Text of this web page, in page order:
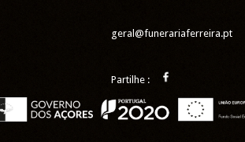
geral@funerariaferreira.pt
Partilhe :